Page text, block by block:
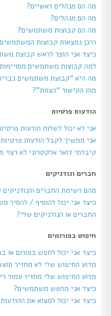
מה הם מנהלים ראשיים?
מה הם מנהלים?
מה הם קבוצות משתמשים?
היכן נמצאות קבוצות המשתמשים
כיצד אני הופך לראש קבוצת
למה קבוצות משתמשים מסויימות
מה היא “קבוצת משתמשים כברירת
מהו הקישור “הצוות”?
הודעות פרטיות
אני לא יכול לשלוח הודעות פרטיות!
אני ממשיך לקבל הודעות פרטיות לא
קיבלתי דואר אלקטרוני לא רצוי
חברים ונודניקים
מהם רשימת החברים והנודניקים שלי?
כיצד אני יכול להוסיף / להסיר
החברים או הנודניקים שלי?
חיפוש בפורומים
כיצד אני יכול לחפש בפורום או
מדוע החיפוש שלי לא מחזיר תוצאות?
מדוע החיפוש שלי מחזיר עמוד ריק!?
כיצד אני מחפש משתמשים?
כיצד אני יכול למצוא את ההודעות